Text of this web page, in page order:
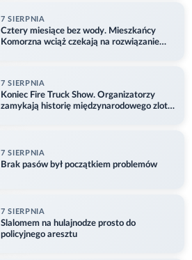
7 SIERPNIA
Cztery miesiące bez wody. Mieszkańcy
Komorzna wciąż czekają na rozwiązanie
7 SIERPNIA
Koniec Fire Truck Show. Organizatorzy
zamykają historię międzynarodowego zlotu
7 SIERPNIA
Brak pasów był początkiem problemów
7 SIERPNIA
Slalomem na hulajnodze prosto do
policyjnego aresztu